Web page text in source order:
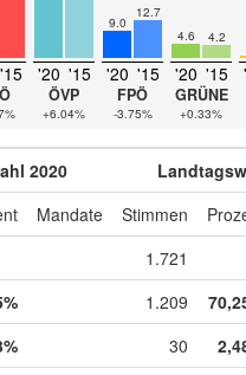
'15 '20 '15
ÖVP
+6.04%
9.0
12.7
'20 '15
FPÖ
-3.75%
4.6 4.2
'20 '15
GRÜNE
+0.33%
2020
Mandate Stimmen
1.721
1.209
30